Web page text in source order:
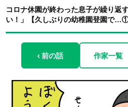
コロナ休園が終わった息子が繰り返
い！」【久しぶりの幼稚園登園で
‹ 前の話 作家一覧